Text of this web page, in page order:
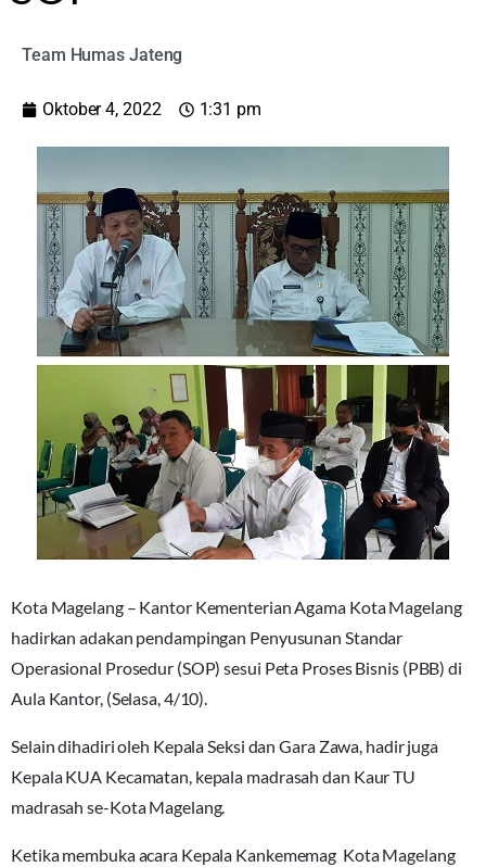
Team Humas Jateng
Oktober 4, 2022 1:31 pm
Kota Magelang – Kantor Kementerian Agama Kota Magelang
hadirkan adakan pendampingan Penyusunan Standar
Operasional Prosedur (SOP) sesui Peta Proses Bisnis (PBB) di
Aula Kantor, (Selasa, 4/10).
Selain dihadiri oleh Kepala Seksi dan Gara Zawa, hadir juga
Kepala KUA Kecamatan, kepala madrasah dan Kaur TU
madrasah se-Kota Magelang.
Ketika membuka acara Kepala Kankememag Kota Magelang